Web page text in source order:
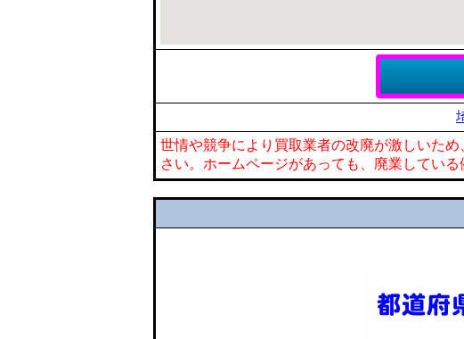
世情や競争により買取業者の改廃が激しいた
さい。ホームページがあっても、廃業している